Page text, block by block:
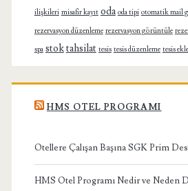
ilişkileri misafir kayıt oda oda tipi otomatik mail
rezervasyon düzenleme rezervasyon görüntüle
spa stoktahsilat tesis tesis düzenleme tesis
HMS OTEL PROGRAMI
Otellere Çalışan Başına SGK Prim
HMS Otel Programı Nedir ve Neden